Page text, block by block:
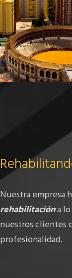
Nuestra empresa
rehabilitacióna lo
nuestros clientes
profesionalidad.